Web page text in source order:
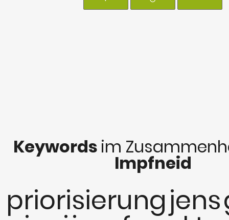
Keywords im
Impfneid
priorisierungjens